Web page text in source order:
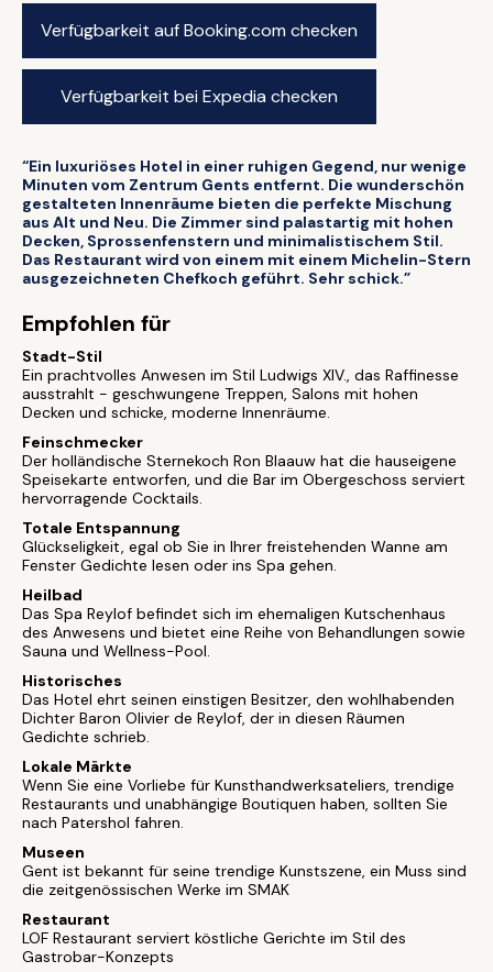
Verfügbarkeit auf Booking.com checken
Verfügbarkeit bei Expedia checken
“Ein luxuriöses Hotel in einer ruhigen Gegend, nur wenige
Minuten vom Zentrum Gents entfernt. Die wunderschön
gestalteten Innenräume bieten die perfekte Mischung
aus Alt und Neu. Die Zimmer sind palastartig mit hohen
Decken, Sprossenfenstern und minimalistischem Stil.
Das Restaurant wird von einem mit einem Michelin-Stern
ausgezeichneten Chefkoch geführt. Sehr schick.”
Empfohlen für
Stadt-Stil
Ein prachtvolles Anwesen im Stil Ludwigs XIV., das Raffinesse
ausstrahlt - geschwungene Treppen, Salons mit hohen
Decken und schicke, moderne Innenräume.
Feinschmecker
Der holländische Sternekoch Ron Blaauw hat die hauseigene
Speisekarte entworfen, und die Bar im Obergeschoss serviert
hervorragende Cocktails.
Totale Entspannung
Glückseligkeit, egal ob Sie in Ihrer freistehenden Wanne am
Fenster Gedichte lesen oder ins Spa gehen.
Heilbad
Das Spa Reylof befindet sich im ehemaligen Kutschenhaus
des Anwesens und bietet eine Reihe von Behandlungen sowie
Sauna und Wellness-Pool.
Historisches
Das Hotel ehrt seinen einstigen Besitzer, den wohlhabenden
Dichter Baron Olivier de Reylof, der in diesen Räumen
Gedichte schrieb.
Lokale Märkte
Wenn Sie eine Vorliebe für Kunsthandwerksateliers, trendige
Restaurants und unabhängige Boutiquen haben, sollten Sie
nach Patershol fahren.
Museen
Gent ist bekannt für seine trendige Kunstszene, ein Muss sind
die zeitgenössischen Werke im SMAK
Restaurant
LOF Restaurant serviert köstliche Gerichte im Stil des
Gastrobar-Konzepts